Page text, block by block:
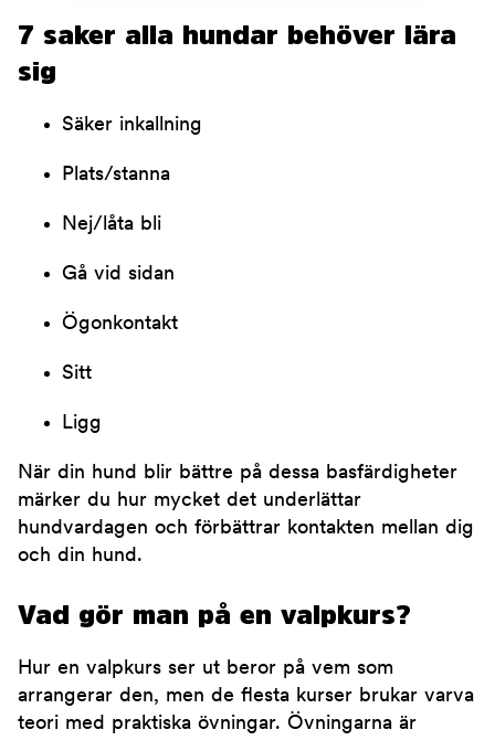
7 saker alla hundar behöver lära
sig
Säker inkallning
Plats/stanna
Nej/låta bli
Gå vid sidan
Ögonkontakt
Sitt
Ligg
När din hund blir bättre på dessa basfärdigheter
märker du hur mycket det underlättar
hundvardagen och förbättrar kontakten mellan dig
och din hund.
Vad gör man på en valpkurs?
Hur en valpkurs ser ut beror på vem som
arrangerar den, men de flesta kurser brukar varva
teori med praktiska övningar. Övningarna är